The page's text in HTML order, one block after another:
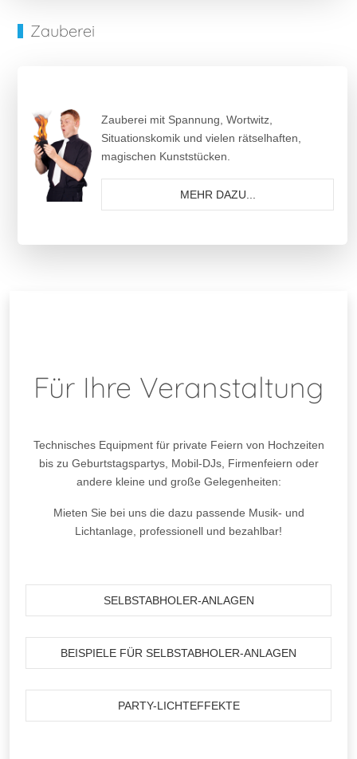
Zauberei
Zauberei mit Spannung, Wortwitz,
Situationskomik und vielen rätselhaften,
magischen Kunststücken.
MEHR DAZU...
Für Ihre Veranstaltung
Technisches Equipment für private Feiern von Hochzeiten
bis zu Geburtstagspartys, Mobil-DJs, Firmenfeiern oder
andere kleine und große Gelegenheiten:
Mieten Sie bei uns die dazu passende Musik- und
Lichtanlage, professionell und bezahlbar!
SELBSTABHOLER-ANLAGEN
BEISPIELE FÜR SELBSTABHOLER-ANLAGEN
PARTY-LICHTEFFEKTE